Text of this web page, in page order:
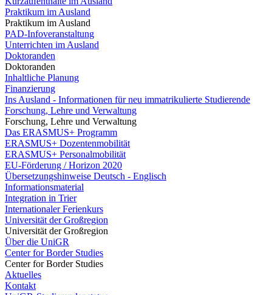
Praktikum im Ausland
Praktikum im Ausland
PAD-Infoveranstaltung
Unterrichten im Ausland
Doktoranden
Doktoranden
Inhaltliche Planung
Finanzierung
Ins Ausland - Informationen für neu immatrikulierte Studierende
Forschung, Lehre und Verwaltung
Forschung, Lehre und Verwaltung
Das ERASMUS+ Programm
ERASMUS+ Dozentenmobilität
ERASMUS+ Personalmobilität
EU-Förderung / Horizon 2020
Übersetzungshinweise Deutsch - Englisch
Informationsmaterial
Integration in Trier
Internationaler Ferienkurs
Universität der Großregion
Universität der Großregion
Über die UniGR
Center for Border Studies
Center for Border Studies
Aktuelles
Kontakt